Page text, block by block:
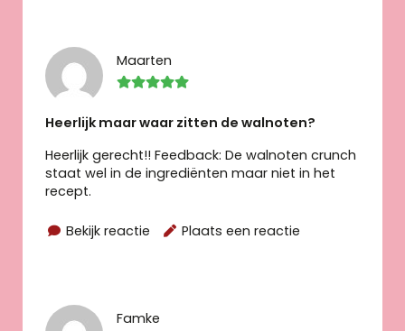
Maarten
Heerlijk maar waar zitten de walnoten?
Heerlijk gerecht!! Feedback: De walnoten crunch
staat wel in de ingrediënten maar niet in het
recept.
Bekijk reactie Plaats een reactie
Famke